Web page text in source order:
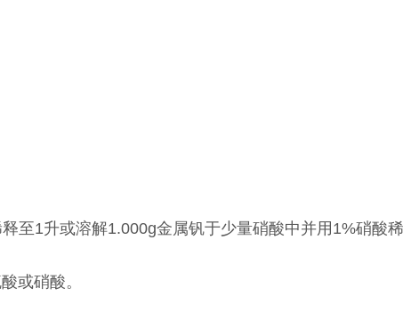
1升或溶解1.000g金属钒于少量硝酸中并用1%硝酸稀
或硝酸。